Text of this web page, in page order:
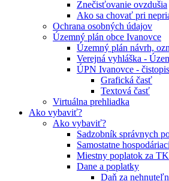
Znečisťovanie ovzdušia
Ako sa chovať pri
Ochrana osobných údajov
Územný plán obce Ivanovce
Územný plán návrh,
Verejná vyhláška -
ÚPN Ivanovce - čistopis
Grafická časť
Textová časť
Virtuálna prehliadka
Ako vybaviť?
Ako vybaviť?
Sadzobník správnych
Samostatne
Miestny poplatok za
Dane a poplatky
Daň za